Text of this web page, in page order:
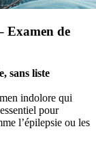
Examen de
sans liste
indolore qui
pour
l’épilepsie ou les